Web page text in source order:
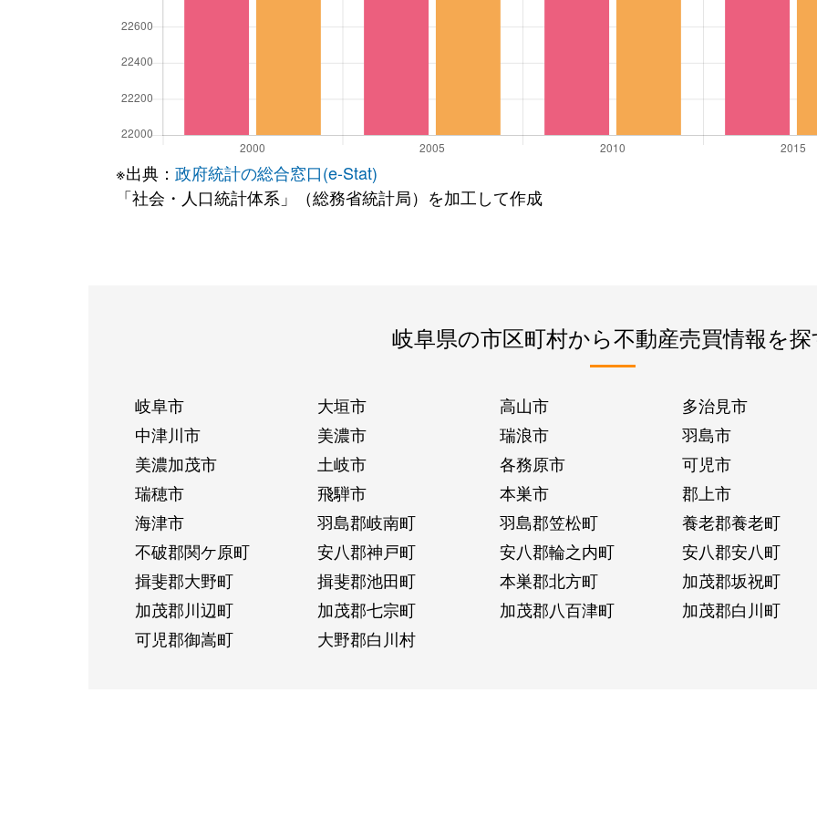
※出典： 政府統計の総合窓口(e-Stat)
「社会・人口統計体系」（総務省統計局）を加工して作成
岐阜県の市区町村から不動産売買情報を
岐阜市 大垣市 高山市
多治見市
中津川市
美濃市 瑞浪市
羽島市
美濃加茂市
土岐市 各務原市
可児市
瑞穂市
飛騨市 本巣市
郡上市
海津市
羽島郡岐南町 羽島郡笠松町
養老郡養老町
不破郡関ケ原町
安八郡神戸町 安八郡輪之内町
安八郡安八町
揖斐郡大野町
揖斐郡池田町 本巣郡北方町
加茂郡坂祝町
加茂郡川辺町
加茂郡七宗町 加茂郡八百津町
加茂郡白川町
可児郡御嵩町
大野郡白川村